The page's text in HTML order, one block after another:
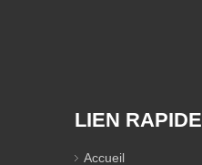
LIEN RAPIDE
Accueil